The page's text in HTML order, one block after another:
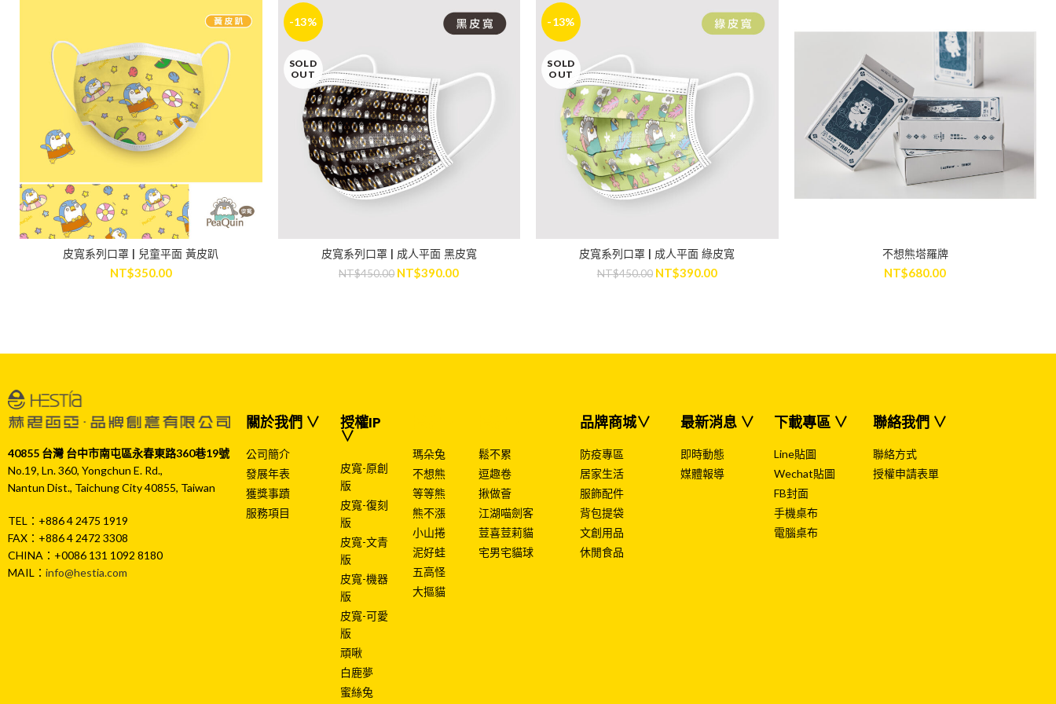
ADD TO CART
皮寬系列口罩 | 兒童平面 黃皮趴
NT$350.00
-13%
SOLD
OUT
READ MORE
皮寬系列口罩 | 成人平面 黑皮寬
NT$450.00 NT$390.00
-13%
SOLD
OUT
READ MORE
皮寬系列口罩 | 成人平面 綠皮寬
NT$450.00 NT$390.00
ADD TO CART
不想熊塔羅牌
NT$680.00
40855 台灣 台中市南屯區永春東路360巷19號
No.19, Ln. 360, Yongchun E. Rd.,
Nantun Dist., Taichung City 40855, Taiwan
TEL：+886 4 2475 1919
FAX：+886 4 2472 3308
CHINA：+0086 131 1092 8180
MAIL： info@hestia.com
關於我們 ∨
公司簡介
發展年表
獲獎事蹟
服務項目
授權IP
∨
皮寬-原創
版
皮寬-復刻
版
皮寬-文青
版
皮寬-機器
版
皮寬-可愛
版
頑啾
白鹿夢
蜜絲兔
瑪朵兔
不想熊
等等熊
熊不漲
小山捲
泥好蛙
五高怪
大摳貓
鬆不累
逗趣卷
揪做薈
江湖喵劍客
荳喜荳莉貓
宅男宅貓球
品牌商城∨
防疫專區
居家生活
服飾配件
背包提袋
文創用品
休閒食品
最新消息 ∨
即時動態
媒體報導
下載專區 ∨
Line貼圖
Wechat貼圖
FB封面
手機桌布
電腦桌布
聯絡我們 ∨
聯絡方式
授權申請表單